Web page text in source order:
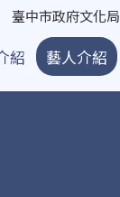
臺中市政府文化局
紹 藝人介紹